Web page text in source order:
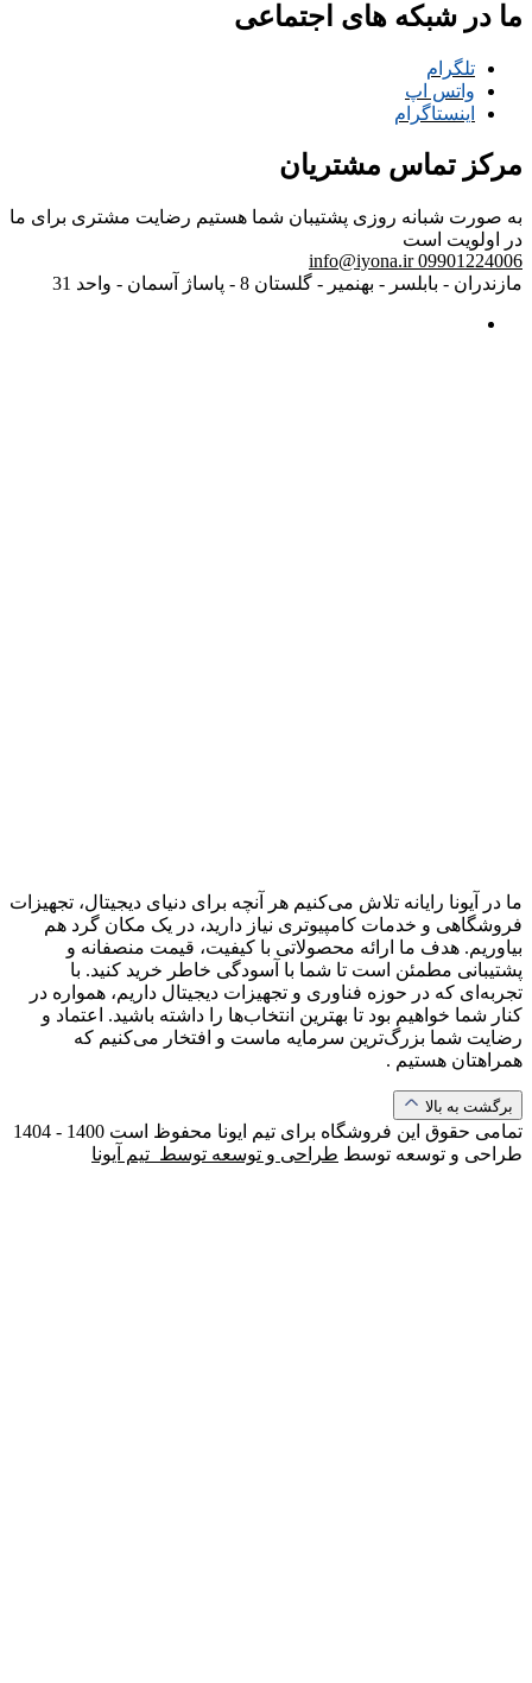
ما در شبکه های اجتماعی
تلگرام
واتس اپ
اینستاگرام
مرکز تماس مشتریان
به صورت شبانه روزی پشتیبان شما هستیم رضایت مشتری برای ما
در اولویت است
09901224006
info@iyona.ir
مازندران - بابلسر - بهنمیر - گلستان 8 - پاساژ آسمان - واحد 31
ما در آیونا رایانه تلاش می‌کنیم هر آنچه برای دنیای دیجیتال، تجهیزات
فروشگاهی و خدمات کامپیوتری نیاز دارید، در یک مکان گرد هم
بیاوریم. هدف ما ارائه محصولاتی با کیفیت، قیمت منصفانه و
پشتیبانی مطمئن است تا شما با آسودگی خاطر خرید کنید. با
تجربه‌ای که در حوزه فناوری و تجهیزات دیجیتال داریم، همواره در
کنار شما خواهیم بود تا بهترین انتخاب‌ها را داشته باشید. اعتماد و
رضایت شما بزرگ‌ترین سرمایه ماست و افتخار می‌کنیم که
همراهتان هستیم .
برگشت به بالا
تمامی حقوق این فروشگاه برای تیم ایونا محفوظ است 1400 - 1404
طراحی و توسعه توسط طراحی و توسعه توسط‌ ‌ ‌تیم آیونا